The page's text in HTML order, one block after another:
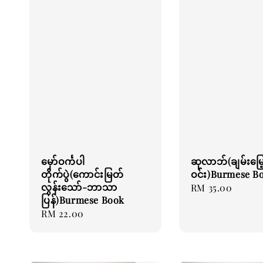
မှော်ဝင်္ကပါ
တိုက်ပွဲ(ကောင်းမြတ်
လွန်းသော်-ဘာသာ
ပြန်)Burmese Book
Regular
RM 22.00
ဆုလာဘ်(ချမ်းမြ
ဝင်း)Burmese
Regular
RM 35.00